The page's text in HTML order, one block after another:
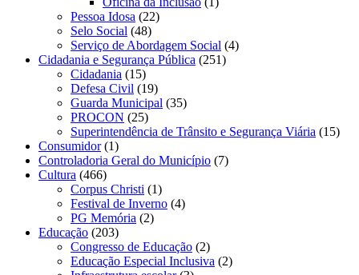
Pessoa Idosa (22)
Selo Social (48)
Serviço de Abordagem Social (4)
Cidadania e Segurança Pública (251)
Cidadania (15)
Defesa Civil (19)
Guarda Municipal (35)
PROCON (25)
Superintendência de Trânsito e Segurança Viária (15)
Consumidor(1)
Controladoria Geral do Município (7)
Cultura (466)
Corpus Christi (1)
Festival de Inverno (4)
PG Memória (2)
Educação (203)
Congresso de Educação (2)
Educação Especial Inclusiva (2)